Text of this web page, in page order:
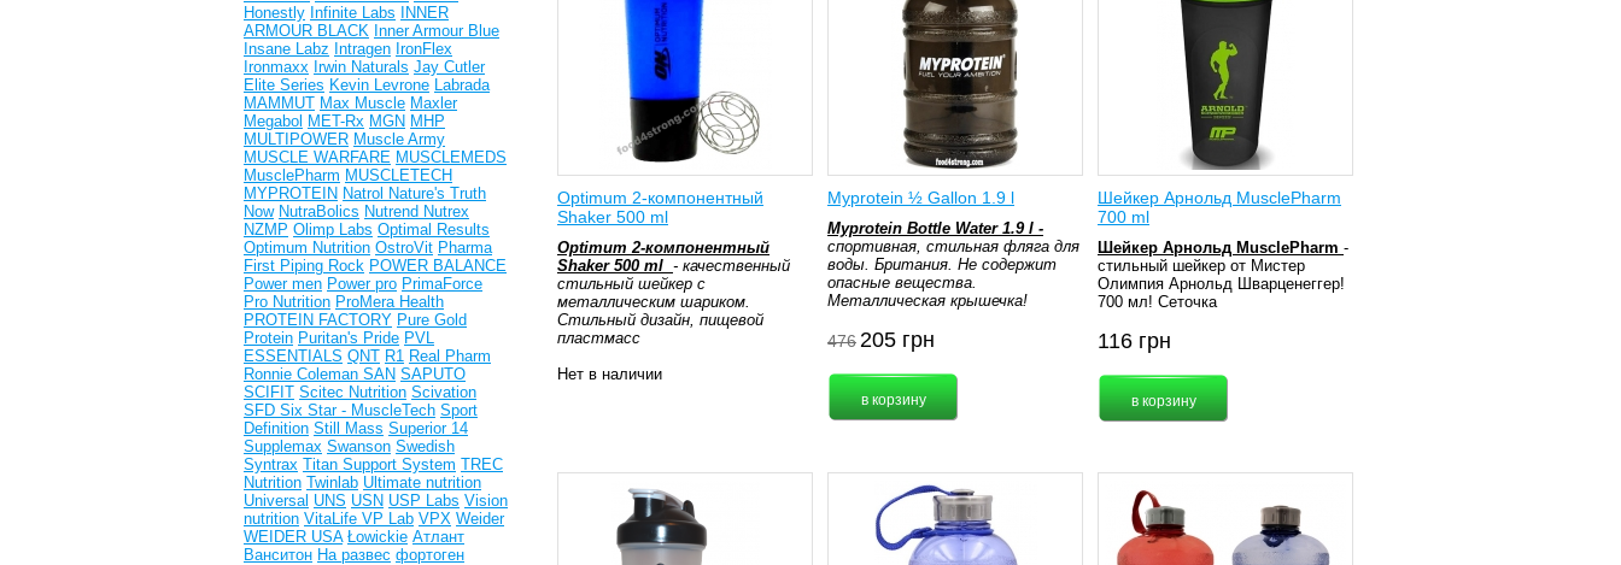
Optimum 2-компонентный
Shaker 500 ml
Optimum 2-компонентный
Shaker 500 ml - качественный
стильный шейкер с
металлическим шариком.
Стильный дизайн, пищевой
пластмасс
Нет в наличии
Myprotein ½ Gallon 1.9 l
Myprotein Bottle Water 1.9 l -
спортивная, стильная фляга для
воды. Британия. Не содержит
опасные вещества.
Металлическая крышечка!
476205 грн
Шейкер Арнольд MusclePharm
700 ml
Шейкер Арнольд MusclePharm -
стильный шейкер от Мистер
Олимпия Арнольд Шварценеггер!
700 мл! Сеточка
116 грн
Honestly Infinite Labs
INNER
ARMOUR BLACK Inner Armour Blue
Insane Labz Intragen IronFlex
Ironmaxx Irwin Naturals Jay Cutler
Elite Series Kevin Levrone Labrada
MAMMUT Max Muscle Maxler
Megabol MET-Rx MGN MHP
MULTIPOWER Muscle Army
MUSCLE WARFARE MUSCLEMEDS
MusclePharm MUSCLETECH
MYPROTEIN Natrol Nature's Truth
Now NutraBolics Nutrend Nutrex
NZMP Olimp Labs Optimal Results
Optimum Nutrition OstroVit Pharma
First Piping Rock POWER BALANCE
Power men Power pro PrimaForce
Pro Nutrition ProMera Health
PROTEIN FACTORY Pure Gold
Protein Puritan's Pride PVL
ESSENTIALS QNT R1 Real Pharm
Ronnie Coleman SAN SAPUTO
SCIFIT Scitec Nutrition Scivation
SFD Six Star - MuscleTech Sport
Definition Still Mass Superior 14
Supplemax Swanson Swedish
Syntrax Titan Support System TREC
Nutrition Twinlab Ultimate nutrition
Universal UNS USN USP Labs Vision
nutrition VitaLife VP Lab VPX Weider
WEIDER USA Łowickie Атлант
Ванситон На развес фортоген